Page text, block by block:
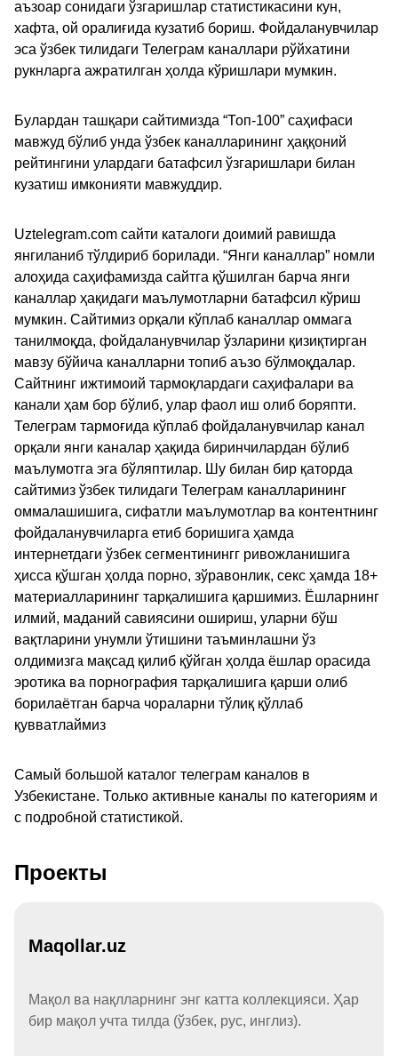
аъзоар сонидаги ўзгаришлар статистикасини кун,
хафта, ой оралиғида кузатиб бориш. Фойдаланувчилар
эса ўзбек тилидаги Телеграм каналлари рўйхатини
рукнларга ажратилган ҳолда кўришлари мумкин.
Булардан ташқари сайтимизда “Топ-100” саҳифаси
мавжуд бўлиб унда ўзбек каналларининг ҳаққоний
рейтингини улардаги батафсил ўзгаришлари билан
кузатиш имконияти мавжуддир.
Uztelegram.com сайти каталоги доимий равишда
янгиланиб тўлдириб борилади. “Янги каналлар” номли
алоҳида саҳифамизда сайтга қўшилган барча янги
каналлар ҳақидаги маълумотларни батафсил кўриш
мумкин. Сайтимиз орқали кўплаб каналлар оммага
танилмоқда, фойдаланувчилар ўзларини қизиқтирган
мавзу бўйича каналларни топиб аъзо бўлмоқдалар.
Сайтнинг ижтимоий тармоқлардаги саҳифалари ва
канали ҳам бор бўлиб, улар фаол иш олиб боряпти.
Телеграм тармоғида кўплаб фойдаланувчилар канал
орқали янги каналар ҳақида биринчилардан бўлиб
маълумотга эга бўляптилар. Шу билан бир қаторда
сайтимиз ўзбек тилидаги Телеграм каналларининг
оммалашишига, сифатли маълумотлар ва контентнинг
фойдаланувчиларга етиб боришига ҳамда
интернетдаги ўзбек сегментинингг ривожланишига
ҳисса қўшган ҳолда порно, зўравонлик, секс ҳамда 18+
материалларининг тарқалишига қаршимиз. Ёшларнинг
илмий, маданий савиясини ошириш, уларни бўш
вақтларини унумли ўтишини таъминлашни ўз
олдимизга мақсад қилиб қўйган ҳолда ёшлар орасида
эротика ва порнография тарқалишига қарши олиб
борилаётган барча чораларни тўлиқ қўллаб
қувватлаймиз
Самый большой каталог телеграм каналов в
Узбекистане. Только активные каналы по категориям и
с подробной статистикой.
Проекты
Maqollar.uz
Мақол ва нақлларнинг энг катта коллекцияси. Ҳар
бир мақол учта тилда (ўзбек, рус, инглиз).